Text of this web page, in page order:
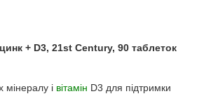
+ D3, 21st Century, 90 таблеток
мінералу і вітамін D3 для підтримки